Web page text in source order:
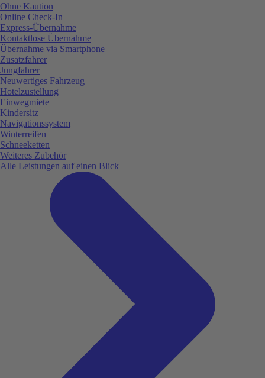
Ohne Kaution
Online Check-In
Express-Übernahme
Kontaktlose Übernahme
Übernahme via Smartphone
Zusatzfahrer
Jungfahrer
Neuwertiges Fahrzeug
Hotelzustellung
Einwegmiete
Kindersitz
Navigationssystem
Winterreifen
Schneeketten
Weiteres Zubehör
Alle Leistungen auf einen Blick